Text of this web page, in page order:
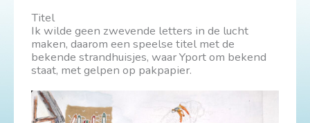
Titel
Ik wilde geen zwevende letters in de lucht
maken, daarom een speelse titel met de
bekende strandhuisjes, waar Yport om bekend
staat, met gelpen op pakpapier.